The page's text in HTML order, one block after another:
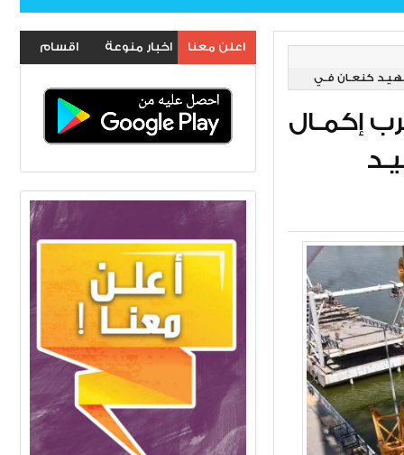
كنعـان فـي
إكمـال
اعلن معنا اخبار منوعة
اقسام